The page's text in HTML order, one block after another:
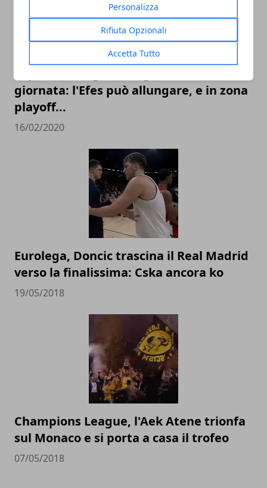
Personalizza
Rifiuta Opzionali
Accetta Tutto
giornata: l'Efes può allungare, e in zona
playoff...
16/02/2020
Eurolega, Doncic trascina il Real Madrid
verso la finalissima: Cska ancora ko
19/05/2018
Champions League, l'Aek Atene trionfa
sul Monaco e si porta a casa il trofeo
07/05/2018